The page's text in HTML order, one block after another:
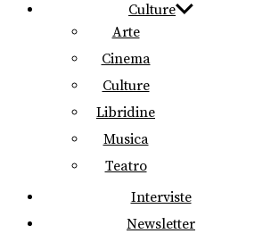
Culture
Arte
Cinema
Culture
Libridine
Musica
Teatro
Interviste
Newsletter